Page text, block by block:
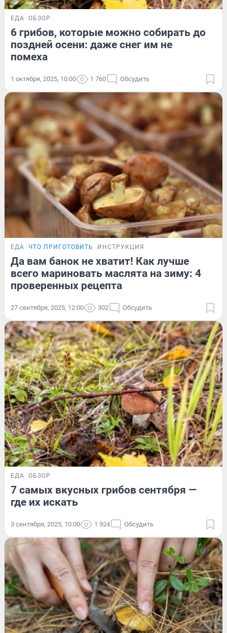
ЕДА ОБЗОР
6 грибов, которые можно собирать до
поздней осени: даже снег им не
помеха
1 октября, 2025, 10:00 1 760 Обсудить
ЕДА ЧТО ПРИГОТОВИТЬ ИНСТРУКЦИЯ
Да вам банок не хватит! Как лучше
всего мариновать маслята на зиму: 4
проверенных рецепта
27 сентября, 2025, 12:00 302 Обсудить
ЕДА ОБЗОР
7 самых вкусных грибов сентября —
где их искать
3 сентября, 2025, 10:00 1 924 Обсудить